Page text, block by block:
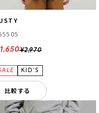
¥2,970
比較する